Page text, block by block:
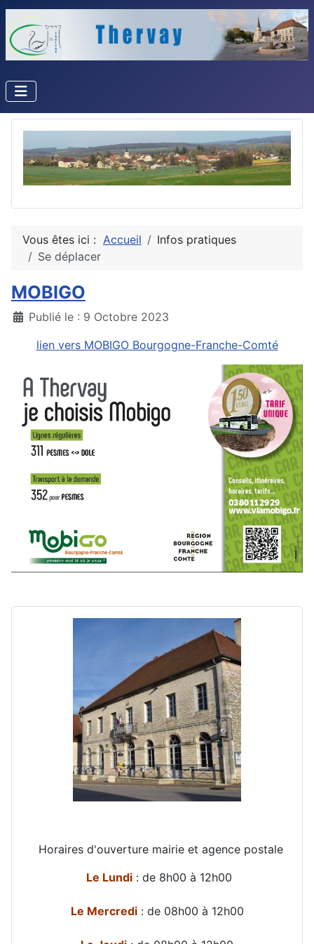
Vous êtes ici : Accueil
Infos pratiques
Se déplacer
MOBIGO
DétailsPublié le : 9 Octobre 2023
lien vers MOBIGO Bourgogne-Franche-Comté
Horaires d'ouverture mairie et agence postale
Le Lundi: de 8h00 à 12h00
Le Mercredi: de 08h00 à 12h00